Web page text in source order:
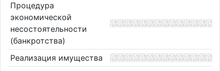
Процедура
экономической
несостоятельности
(банкротства)
Реализация имущества